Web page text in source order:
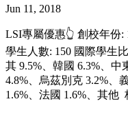
Jun 11, 2018
LSI專屬優惠👆 創校年份:
學生人數: 150 國際學生
其 9.5%、韓國 6.3%、中
4.8%、烏茲別克 3.2%、
1.6%、法國 1.6%、其他